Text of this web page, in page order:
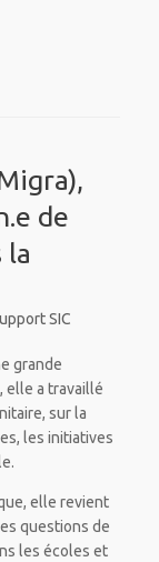
de
la
SIC
grande
elle a travaillé
sur la
les initiatives
elle revient
questions de
les écoles et